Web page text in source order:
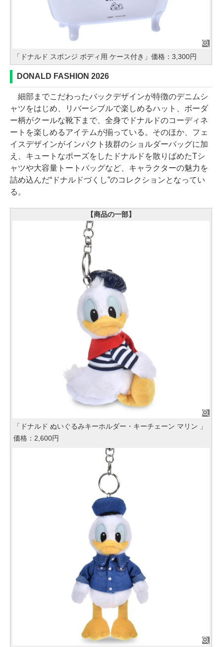
「ドナルド スポンジ ボディ用 ケース付き」価格：3,300円
DONALD FASHION 2026
細部までこだわったバックデザインが特徴のデニムシ
ャツをはじめ、リバーシブルで楽しめるハット、ボーダ
ー柄がクールな靴下まで、全身でドナルドのコーディネ
ートを楽しめるアイテムが揃っている。そのほか、フェ
イスデザインがインパクト抜群のショルダーバッグに加
え、キュートなポーズをしたドナルドを散りばめたTシ
ャツや大容量トートバッグなど、キャラクターの魅力を
詰め込んだ“ドナルドづくし”のコレクションとなってい
る。
【商品の一部】
「ドナルド ぬいぐるみキーホルダー・キーチェーン マリン 」
価格：2,600円